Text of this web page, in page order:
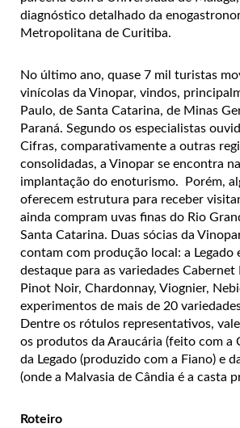
diagnóstico detalhado da
Metropolitana de Curitiba.
No último ano, quase 7 mil turistas
vinícolas da Vinopar, vindos,
Paulo, de Santa Catarina, de Minas
Paraná. Segundo os especialistas
Cifras, comparativamente a outras
consolidadas, a Vinopar se encontra
implantação do enoturismo. Porém,
oferecem estrutura para receber
ainda compram uvas finas do Rio
Santa Catarina. Duas sócias da
contam com produção local: a Legado
destaque para as variedades Cabernet
Pinot Noir, Chardonnay, Viognier,
experimentos de mais de 20
Dentre os rótulos representativos,
os produtos da Araucária (feito com a
da Legado (produzido com a Fiano) e
(onde a Malvasia de Cândia é a casta
Roteiro